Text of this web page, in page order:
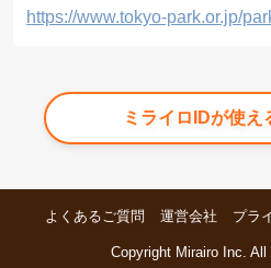
https://www.tokyo-park.or.jp/
ミライロIDが使え
よくあるご質問 運営会社 プラ
Copyright Mirairo Inc.